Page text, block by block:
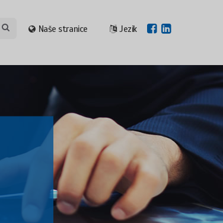
Naše stranice Jezik